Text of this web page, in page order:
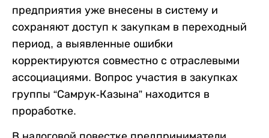
предприятия уже внесены в систему и
сохраняют доступ к закупкам в переходный
период, а выявленные ошибки
корректируются совместно с отраслевыми
ассоциациями. Вопрос участия в закупках
группы “Самрук-Казына” находится в
проработке.